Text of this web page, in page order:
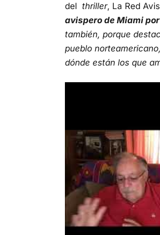
del thriller, La Red
avispero de Miami
también, porque
pueblo
dónde están los que